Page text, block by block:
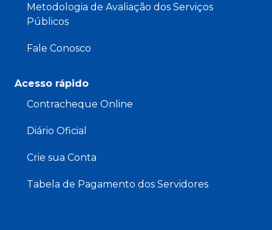
Metodologia de Avaliação dos Serviços
Públicos
Fale Conosco
Acesso rápido
Contracheque Online
Diário Oficial
Crie sua Conta
Tabela de Pagamento dos Servidores